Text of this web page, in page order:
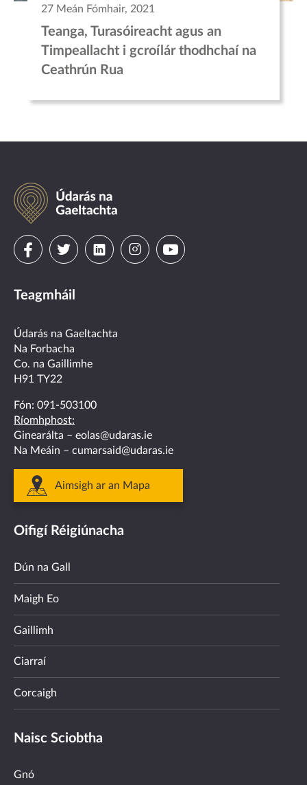
27 Meán Fómhair, 2021
Teanga, Turasóireacht agus an
Timpeallacht i gcroílár thodhchaí na
Ceathrún Rua
Údarás
na
Gaeltachta
Visit
on
facebook
Visit
on
twitter
Visit
linkedin
VisitVisit
Teagmháil
Údarás na Gaeltachta
Na Forbacha
Co. na Gaillimhe
H91 TY22
Fón: 091-503100
Ríomhphost:
Ginearálta – eolas@udaras.ie
Na Meáin – cumarsaid@udaras.ie
Aimsigh ar an Mapa
Oifigí Réigiúnacha
Dún na Gall
Maigh Eo
Gaillimh
Ciarraí
Corcaigh
Naisc Sciobtha
Gnó